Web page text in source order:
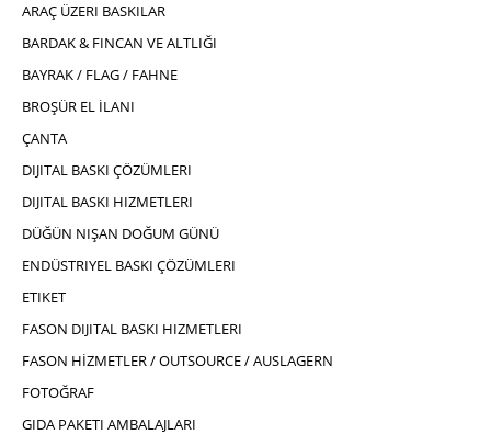
ARAÇ ÜZERI BASKILAR
BARDAK & FINCAN VE ALTLIĞI
BAYRAK / FLAG / FAHNE
BROŞÜR EL İLANI
ÇANTA
DIJITAL BASKI ÇÖZÜMLERI
DIJITAL BASKI HIZMETLERI
DÜĞÜN NIŞAN DOĞUM GÜNÜ
ENDÜSTRIYEL BASKI ÇÖZÜMLERI
ETIKET
FASON DIJITAL BASKI HIZMETLERI
FASON HİZMETLER / OUTSOURCE / AUSLAGERN
FOTOĞRAF
GIDA PAKETI AMBALAJLARI